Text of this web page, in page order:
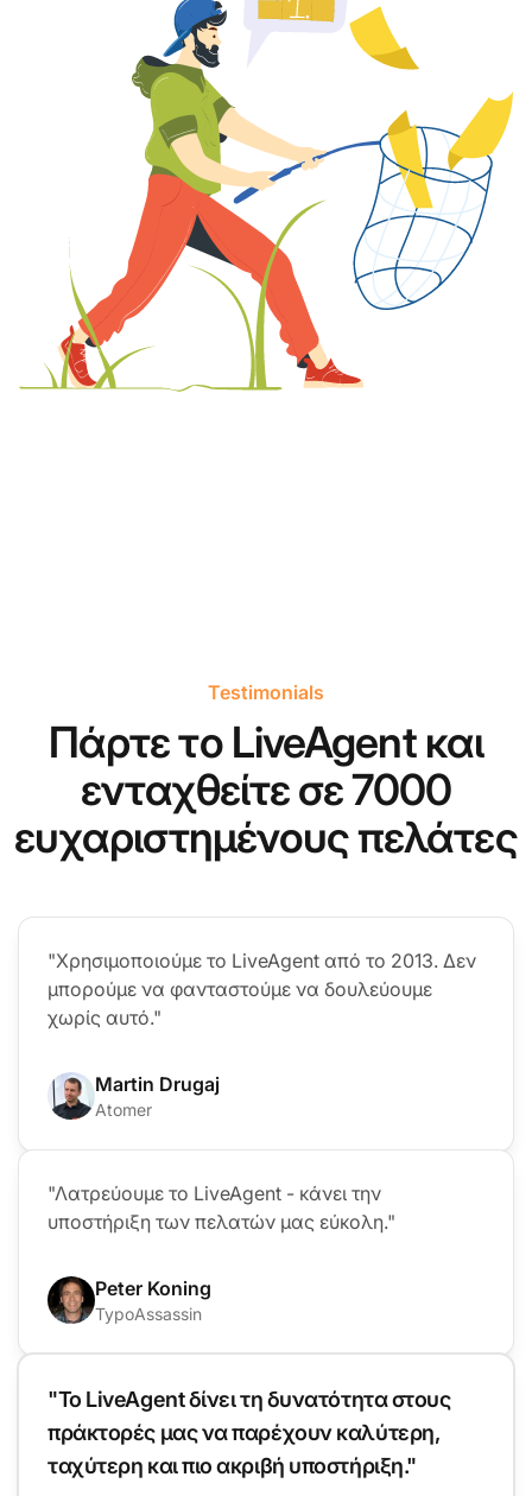
Testimonials
Πάρτε το LiveAgent και
ενταχθείτε σε 7000
ευχαριστημένους πελάτες
"Χρησιμοποιούμε το LiveAgent από το 2013. Δεν
μπορούμε να φανταστούμε να δουλεύουμε
χωρίς αυτό."
Martin Drugaj
Atomer
"Λατρεύουμε το LiveAgent - κάνει την
υποστήριξη των πελατών μας εύκολη."
Peter Koning
TypoAssassin
"Το LiveAgent δίνει τη δυνατότητα στους
πράκτορές μας να παρέχουν καλύτερη,
ταχύτερη και πιο ακριβή υποστήριξη."